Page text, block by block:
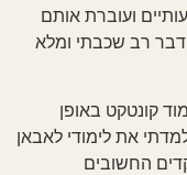
ועוברת אותם
דבר רב שכבתי ומלא
קונטקט באופן
את לימודי לאבאן
החשובים